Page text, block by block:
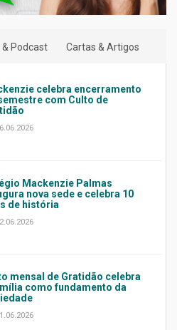
& Podcast Cartas & Artigos
celebra encerramento
com Culto de
Mackenzie Palmas
nova sede e celebra 10
de história
mensal de Gratidão celebra
como fundamento da